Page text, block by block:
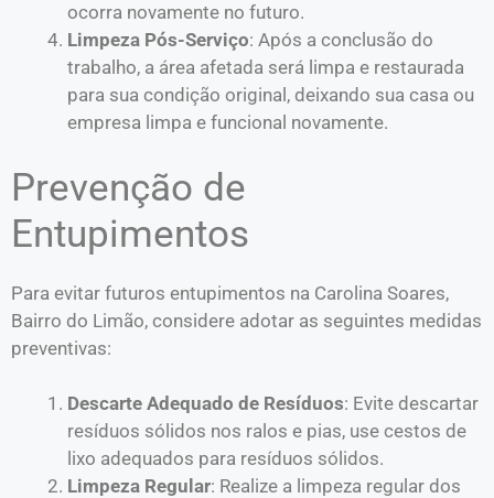
ocorra novamente no futuro.
Limpeza Pós-Serviço: Após a conclusão do
trabalho, a área afetada será limpa e restaurada
para sua condição original, deixando sua casa ou
empresa limpa e funcional novamente.
Prevenção de
Entupimentos
Para evitar futuros entupimentos na Carolina Soares,
Bairro do Limão, considere adotar as seguintes medidas
preventivas:
Descarte Adequado de Resíduos: Evite descartar
resíduos sólidos nos ralos e pias, use cestos de
lixo adequados para resíduos sólidos.
Limpeza Regular: Realize a limpeza regular dos